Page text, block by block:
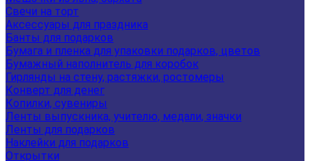
Свечи на торт
Аксессуары для праздника
Банты для подарков
Бумага и пленка для упаковки подарков, цветов
Бумажный наполнитель для коробок
Гирлянды на стену, растяжки, ростомеры
Конверт для денег
Копилки, сувениры
Ленты выпускника, учителю, медали, значки
Ленты для подарков
Наклейки для подарков
Открытки